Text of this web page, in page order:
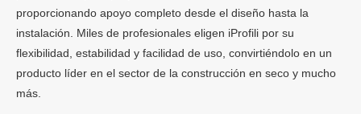
proporcionando apoyo completo desde el diseño hasta la
instalación. Miles de profesionales eligen iProfili por su
flexibilidad, estabilidad y facilidad de uso, convirtiéndolo en un
producto líder en el sector de la construcción en seco y mucho
más.